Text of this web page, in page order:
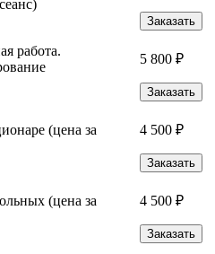
Заказать
работа.
5 800 ₽
Заказать
(цена за
4 500 ₽
Заказать
(цена за
4 500 ₽
Заказать